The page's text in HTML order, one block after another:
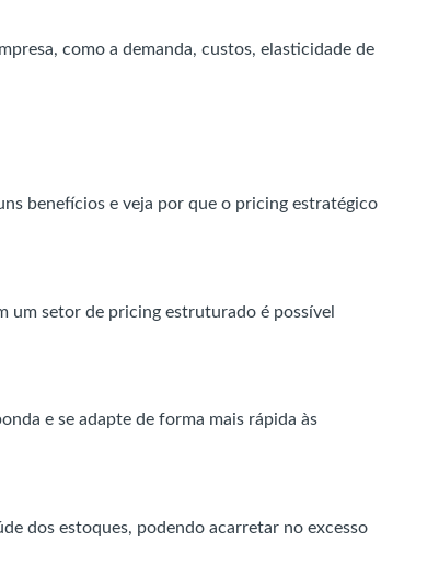
como a demanda, custos, elasticidade de
benefícios e veja por que o pricing estratégico
um setor de pricing estruturado é possível
e se adapte de forma mais rápida às
dos estoques, podendo acarretar no excesso